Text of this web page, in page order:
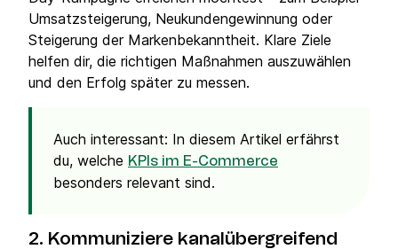
Umsatzsteigerung, Neukundengewinnung oder
Steigerung der Markenbekanntheit. Klare Ziele
helfen dir, die richtigen Maßnahmen auszuwählen
und den Erfolg später zu messen.
Auch interessant: In diesem Artikel erfährst
du, welche KPIs im E-Commerce
besonders relevant sind.
2. Kommuniziere kanalübergreifend